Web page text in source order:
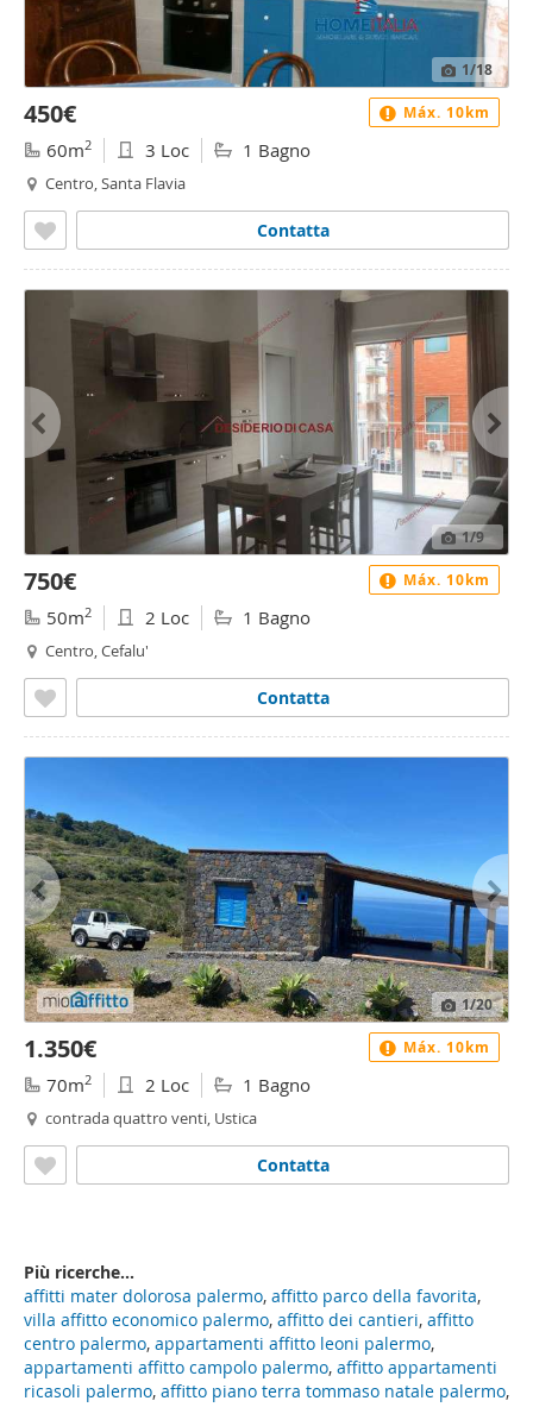
1/18
450€
60m2 3 Loc 1 Bagno
Centro, Santa Flavia
Contatta
Máx. 10km
1/9
750€
50m2 2 Loc 1 Bagno
Centro, Cefalu'
Contatta
Máx. 10km
1/20
1.350€
70m2 2 Loc 1 Bagno
contrada quattro venti, Ustica
Contatta
Máx. 10km
Più ricerche...
affitti mater dolorosa palermo, affitto parco della favorita,
villa affitto economico palermo, affitto dei cantieri, affitto
centro palermo, appartamenti affitto leoni palermo,
appartamenti affitto campolo palermo, affitto appartamenti
ricasoli palermo, affitto piano terra tommaso natale palermo,